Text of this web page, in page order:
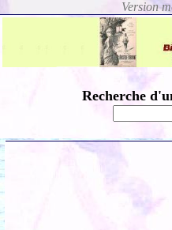
Recherche